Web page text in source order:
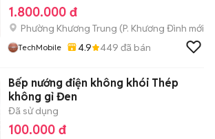
1.800.000 đ
Phường Khương Trung (P. Khương Đình mới)
TechMobile 4.9 449 đã bán
Bếp nướng điện không khói Thép
không gỉ Đen
Đã sử dụng
100.000 đ